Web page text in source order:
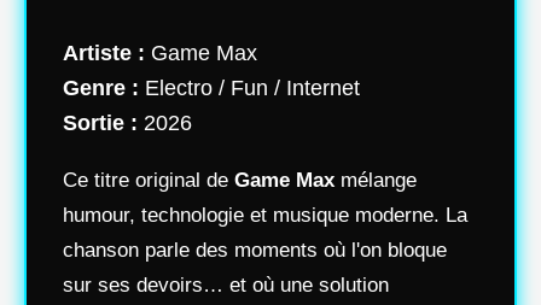
Artiste : Game Max
Genre : Electro / Fun / Internet
Sortie : 2026
Ce titre original de Game Max mélange
humour, technologie et musique moderne. La
chanson parle des moments où l'on bloque
sur ses devoirs… et où une solution